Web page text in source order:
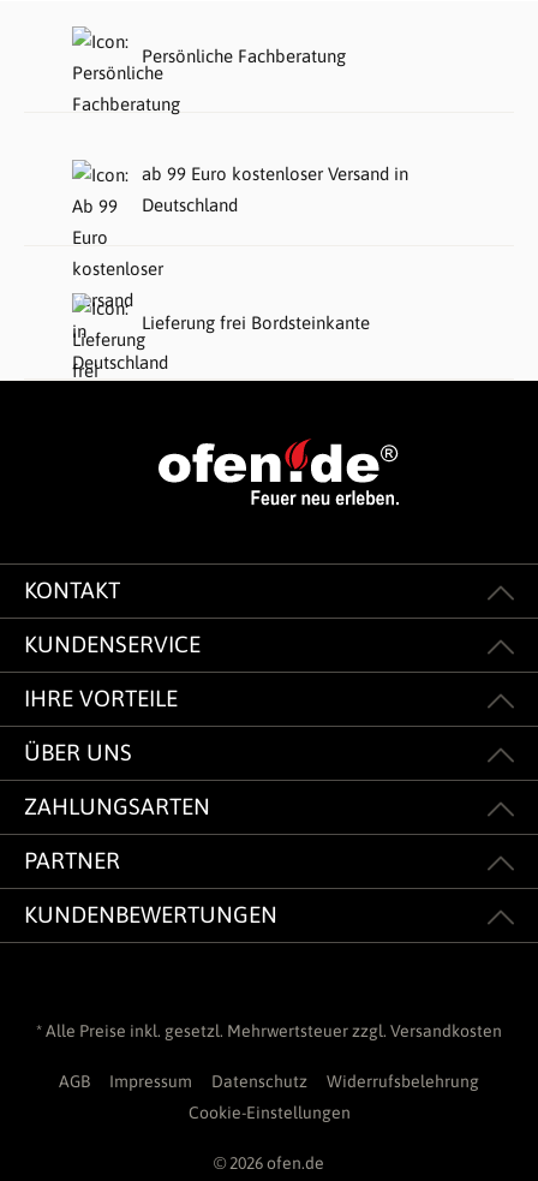
Persönliche Fachberatung
ab 99 Euro kostenloser Versand in
Deutschland
Lieferung frei Bordsteinkante
KONTAKT
KUNDENSERVICE
IHRE VORTEILE
ÜBER UNS
ZAHLUNGSARTEN
PARTNER
KUNDENBEWERTUNGEN
* Alle Preise inkl. gesetzl. Mehrwertsteuer zzgl. Versandkosten
AGB Impressum Datenschutz
Widerrufsbelehrung
Cookie-Einstellungen
© 2026 ofen.de